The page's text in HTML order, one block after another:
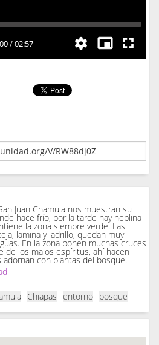
/02:57
Juan Chamula nos muestran su
hace frío, por la tarde hay neblina
la zona siempre verde. Las
lamina y ladrillo, quedan muy
En la zona ponen muchas cruces
de los malos espíritus, ahí hacen
con plantas del bosque.
Chiapas entorno bosque